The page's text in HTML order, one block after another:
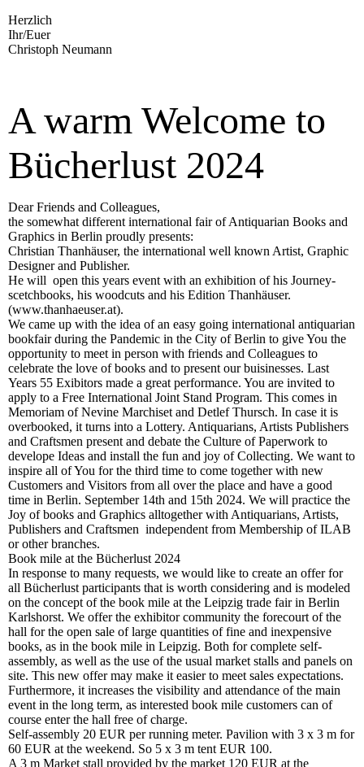
Herzlich
Ihr/Euer
Christoph Neumann
A warm Welcome to
Bücherlust 2024
Dear Friends and Colleagues,
the somewhat different international fair of Antiquarian Books and
Graphics in Berlin proudly presents:
Christian Thanhäuser, the international well known Artist, Graphic
Designer and Publisher.
He will open this years event with an exhibition of his Journey-
scetchbooks, his woodcuts and his Edition Thanhäuser.
(www.thanhaeuser.at).
We came up with the idea of an easy going international antiquarian
bookfair during the Pandemic in the City of Berlin to give You the
opportunity to meet in person with friends and Colleagues to
celebrate the love of books and to present our buisinesses. Last
Years 55 Exibitors made a great performance. You are invited to
apply to a Free International Joint Stand Program. This comes in
Memoriam of Nevine Marchiset and Detlef Thursch. In case it is
overbooked, it turns into a Lottery. Antiquarians, Artists Publishers
and Craftsmen present and debate the Culture of Paperwork to
develope Ideas and install the fun and joy of Collecting. We want to
inspire all of You for the third time to come together with new
Customers and Visitors from all over the place and have a good
time in Berlin. September 14th and 15th 2024. We will practice the
Joy of books and Graphics alltogether with Antiquarians, Artists,
Publishers and Craftsmen independent from Membership of ILAB
or other branches.
Book mile at the Bücherlust 2024
In response to many requests, we would like to create an offer for
all Bücherlust participants that is worth considering and is modeled
on the concept of the book mile at the Leipzig trade fair in Berlin
Karlshorst. We offer the exhibitor community the forecourt of the
hall for the open sale of large quantities of fine and inexpensive
books, as in the book mile in Leipzig. Both for complete self-
assembly, as well as the use of the usual market stalls and panels on
site. This new offer may make it easier to meet sales expectations.
Furthermore, it increases the visibility and attendance of the main
event in the long term, as interested book mile customers can of
course enter the hall free of charge.
Self-assembly 20 EUR per running meter. Pavilion with 3 x 3 m for
60 EUR at the weekend. So 5 x 3 m tent EUR 100.
A 3 m Market stall provided by the market 120 EUR at the